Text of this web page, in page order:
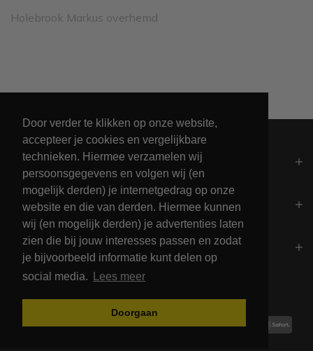
Door verder te klikken op onze website,
accepteer je cookies en vergelijkbare
technieken. Hiermee verzamelen wij
persoonsgegevens en volgen wij (en
mogelijk derden) je internetgedrag op onze
website en die van derden. Hiermee kunnen
wij (en mogelijk derden) je advertenties laten
zien die bij jouw interesses passen en zodat
je bijvoorbeeld informatie kunt delen op
social media.
Lees meer
Doorgaan
Holebrook Markus overhemd
Algemeen
Contact
Openingstijden